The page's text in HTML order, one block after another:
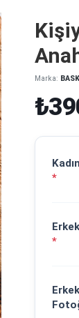
Marka:
*
*